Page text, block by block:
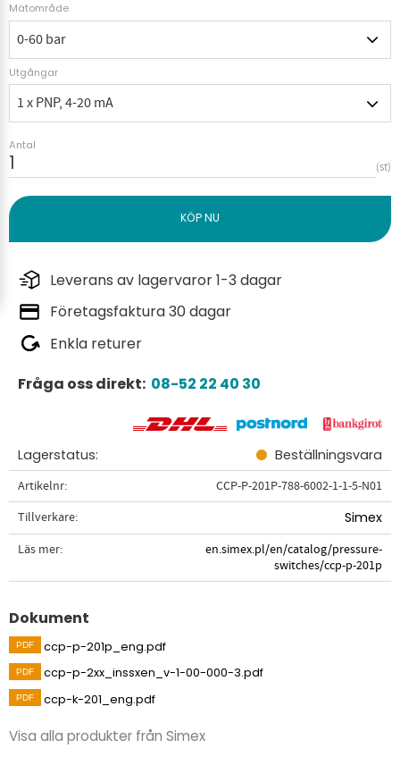
Mätområde
Utgångar
Antal
st
Leverans av lagervaror 1-3 dagar
Företagsfaktura 30 dagar
Enkla returer
Fråga oss direkt: 08-52 22 40 30
Lagerstatus Beställningsvara
Artikelnr
CCP-P-201P-788-6002-1-1-5-N01
Tillverkare
Simex
Läs mer
en.simex.pl/en/catalog/pressure-
switches/ccp-p-201p
Dokument
ccp-p-201p_eng.pdf
ccp-p-2xx_inssxen_v-1-00-000-3.pdf
ccp-k-201_eng.pdf
Visa alla produkter från Simex